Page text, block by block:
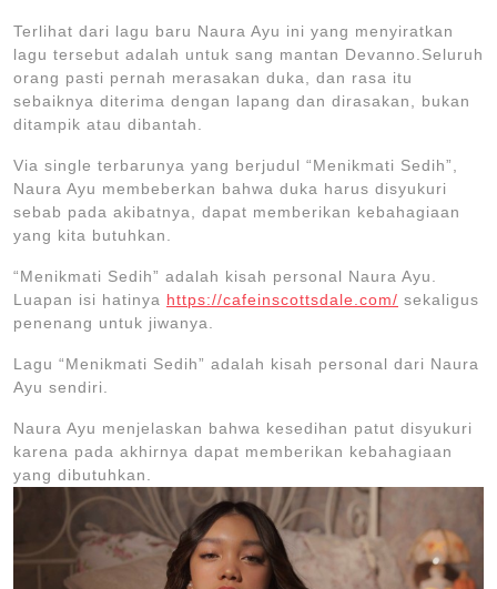
Terlihat dari lagu baru Naura Ayu ini yang menyiratkan
lagu tersebut adalah untuk sang mantan Devanno.Seluruh
orang pasti pernah merasakan duka, dan rasa itu
sebaiknya diterima dengan lapang dan dirasakan, bukan
ditampik atau dibantah.
Via single terbarunya yang berjudul “Menikmati Sedih”,
Naura Ayu membeberkan bahwa duka harus disyukuri
sebab pada akibatnya, dapat memberikan kebahagiaan
yang kita butuhkan.
“Menikmati Sedih” adalah kisah personal Naura Ayu.
Luapan isi hatinya https://cafeinscottsdale.com/ sekaligus
penenang untuk jiwanya.
Lagu “Menikmati Sedih” adalah kisah personal dari Naura
Ayu sendiri.
Naura Ayu menjelaskan bahwa kesedihan patut disyukuri
karena pada akhirnya dapat memberikan kebahagiaan
yang dibutuhkan.